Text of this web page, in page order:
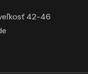
42-46